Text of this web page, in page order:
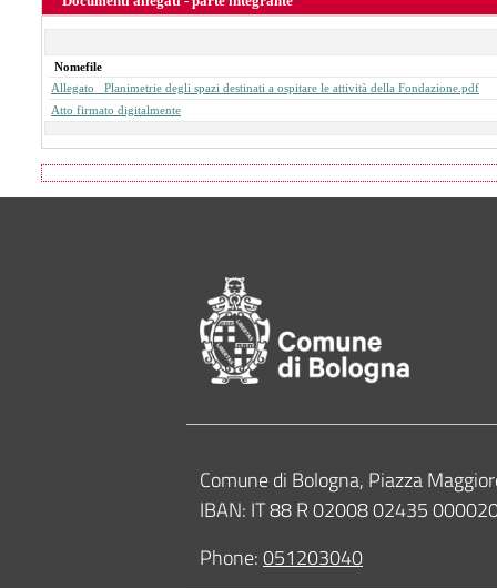
Nomefile
Allegato _Planimetrie degli spazi destinati a ospitare le attività della Fondazione.pdf
Atto firmato digitalmente
Contacts
Comune di Bologna, Piazza
IBAN: IT 88 R 02008 02435
Phone:051203040